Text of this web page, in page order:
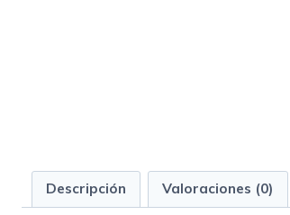
Descripción Valoraciones (0)